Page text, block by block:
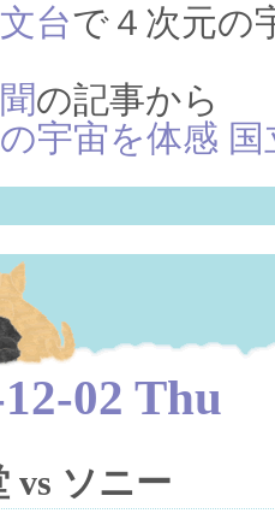
台で４次元の
の記事から
宇宙を体感
02 Thu
vs ソニー